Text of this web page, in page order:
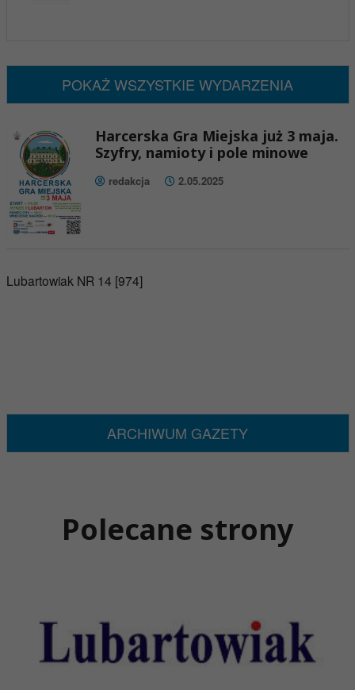
POKAŻ WSZYSTKIE WYDARZENIA
Harcerska Gra Miejska już 3 maja.
Szyfry, namioty i pole minowe
redakcja 2.05.2025
Lubartowiak NR 14 [974]
ARCHIWUM GAZETY
Polecane strony